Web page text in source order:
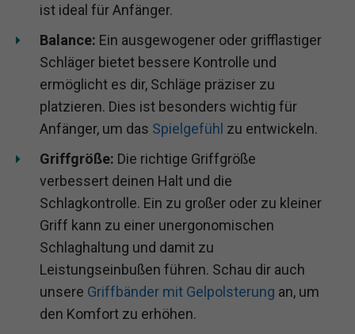
ist ideal für Anfänger.
Balance: Ein ausgewogener oder grifflastiger
Schläger bietet bessere Kontrolle und
ermöglicht es dir, Schläge präziser zu
platzieren. Dies ist besonders wichtig für
Anfänger, um das Spielgefühl zu entwickeln.
Griffgröße: Die richtige Griffgröße
verbessert deinen Halt und die
Schlagkontrolle. Ein zu großer oder zu kleiner
Griff kann zu einer unergonomischen
Schlaghaltung und damit zu
Leistungseinbußen führen. Schau dir auch
unsere Griffbänder mit Gelpolsterung an, um
den Komfort zu erhöhen.